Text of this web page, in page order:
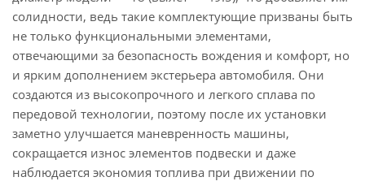
солидности, ведь такие комплектующие призваны быть
не только функциональными элементами,
отвечающими за безопасность вождения и комфорт, но
и ярким дополнением экстерьера автомобиля. Они
создаются из высокопрочного и легкого сплава по
передовой технологии, поэтому после их установки
заметно улучшается маневренность машины,
сокращается износ элементов подвески и даже
наблюдается экономия топлива при движении по